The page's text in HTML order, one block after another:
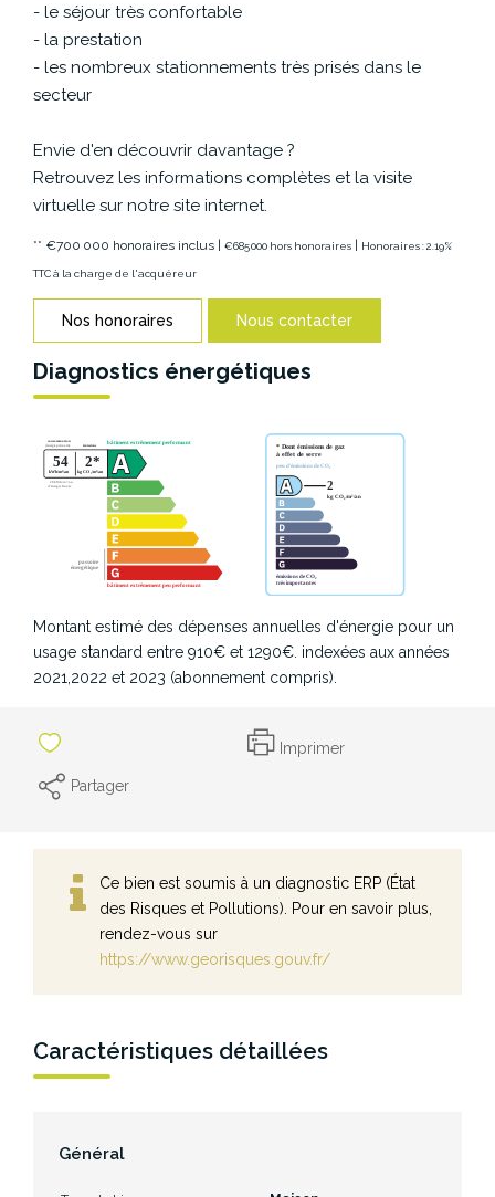
- le séjour très confortable
- la prestation
- les nombreux stationnements très prisés dans le
secteur
Envie d'en découvrir davantage ?
Retrouvez les informations complètes et la visite
virtuelle sur notre site internet.
** €700 000 honoraires inclus | €685 000 hors honoraires | Honoraires : 2.19%
TTC à la charge de l'acquéreur
Nos honoraires Nous contacter
Diagnostics énergétiques
Montant estimé des dépenses annuelles d'énergie pour un
usage standard entre 910€ et 1290€. indexées aux années
2021,2022 et 2023 (abonnement compris).
Imprimer
Partager
Ce bien est soumis à un diagnostic ERP (État
des Risques et Pollutions). Pour en savoir plus,
rendez-vous sur
https://www.georisques.gouv.fr/
Caractéristiques détaillées
Général